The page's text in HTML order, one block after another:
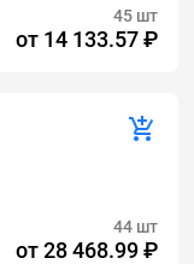
45 шт
от 14 133.57 ₽
44 шт
от28 468.99 ₽